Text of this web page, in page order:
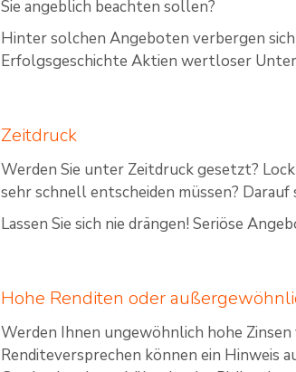
Sie angeblich beachten sollen?
Hinter solchen Angeboten verbergen
Erfolgsgeschichte Aktien wertloser
Zeitdruck
Werden Sie unter Zeitdruck gesetzt?
sehr schnell entscheiden müssen?
Lassen Sie sich nie drängen! Seriöse
Hohe Renditen oder
Werden Ihnen ungewöhnlich hohe
Renditeversprechen können ein Hinweis